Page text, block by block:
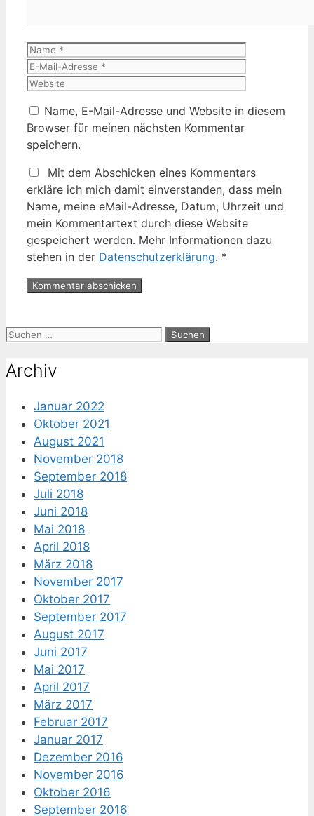
Name
Name, E-Mail-Adresse und Website in diesem
Browser für meinen nächsten Kommentar
speichern.
Mit dem Abschicken eines Kommentars
erkläre ich mich damit einverstanden, dass mein
Name, meine eMail-Adresse, Datum, Uhrzeit und
mein Kommentartext durch diese Website
gespeichert werden. Mehr Informationen dazu
stehen in der Datenschutzerklärung. *
Suche
Archiv
Januar 2022
Oktober 2021
August 2021
November 2018
September 2018
Juli 2018
Juni 2018
Mai 2018
April 2018
März 2018
November 2017
Oktober 2017
September 2017
August 2017
Juni 2017
Mai 2017
April 2017
März 2017
Februar 2017
Januar 2017
Dezember 2016
November 2016
Oktober 2016
September 2016